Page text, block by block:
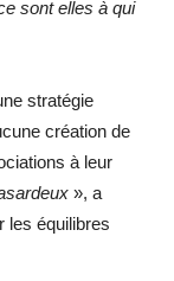
sont elles à qui
stratégie
création de
à leur
», a
les équilibres